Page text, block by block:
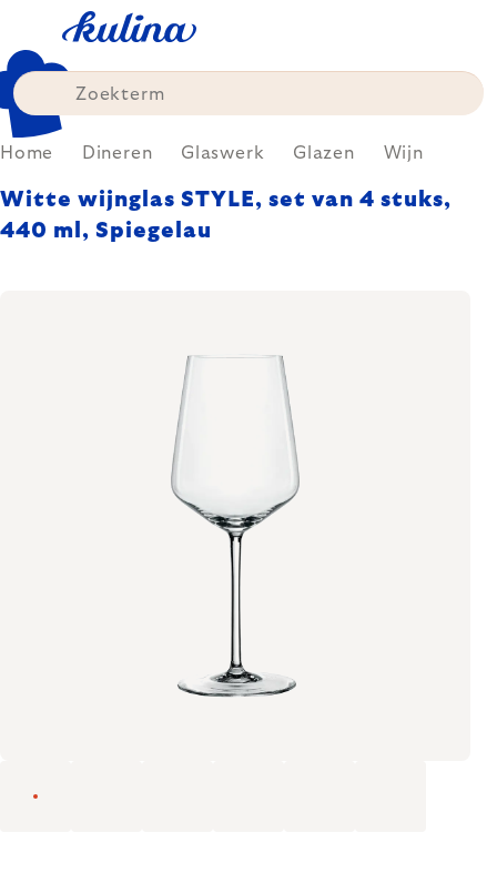
content
Home Dineren Glaswerk Glazen Wijn
Witte wijnglas STYLE, set van 4 stuks,
440 ml, Spiegelau